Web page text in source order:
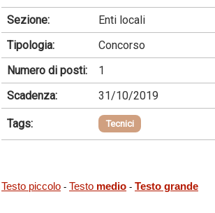
Sezione:
Enti locali
Tipologia:
Concorso
Numero di posti:
1
Scadenza:
31/10/2019
Tags: Tecnici
Testo piccolo - Testo medio - Testo grande